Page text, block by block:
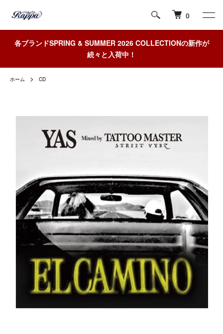
0
各ブランドSPRING & SUMMER 2026 COLLECTIONの新作が
続々と入荷中！
ホーム CD